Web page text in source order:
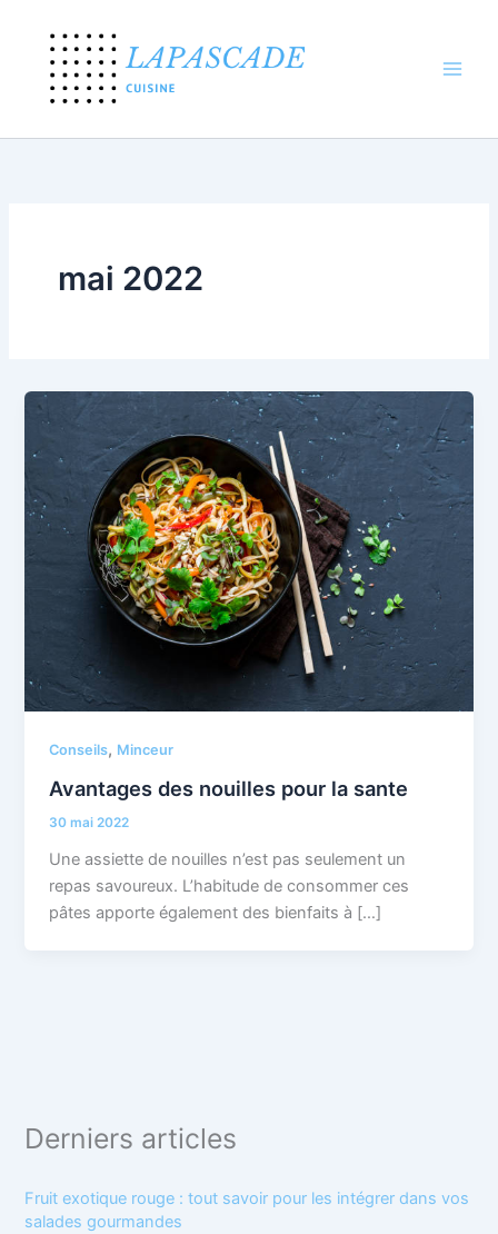
contenu
mai 2022
Conseils, Minceur
Avantages des nouilles pour la sante
30 mai 2022
Une assiette de nouilles n’est pas seulement un
repas savoureux. L’habitude de consommer ces
pâtes apporte également des bienfaits à […]
Derniers articles
Fruit exotique rouge : tout savoir pour les intégrer dans vos
salades gourmandes